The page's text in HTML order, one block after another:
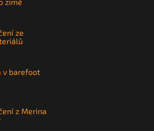
ze
v barefoot
z Merina